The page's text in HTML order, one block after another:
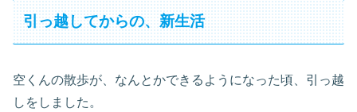
引っ越してからの、新生活
空くんの散歩が、なんとかできるようになった頃、引っ越
しをしました。